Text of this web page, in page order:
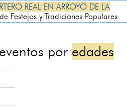
REAL EN ARROYO DE LA
y Tradiciones Populares
por edades